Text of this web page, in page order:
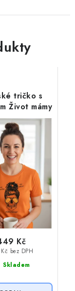
tričko s
Život mámy
Skladem
Kč bez DPH
Kč